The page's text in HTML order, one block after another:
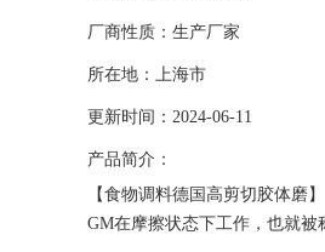
厂商性质：生产厂家
所在地：上海市
更新时间：2024-06-11
产品简介：
【食物调料德国高剪切胶体磨
GM在摩擦状态下工作，也就